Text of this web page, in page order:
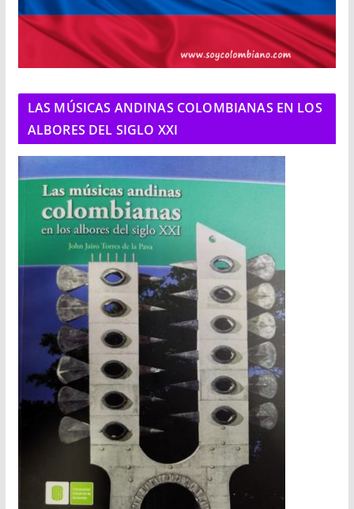
LAS MÚSICAS ANDINAS COLOMBIANAS EN LOS
ALBORES DEL SIGLO XXI